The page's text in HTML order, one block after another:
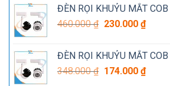
220.000 ₫.là:
ĐÈN RỌI KHUỶU MẮT
460.000₫ Giá
460.000 ₫.
230.000 ₫Giá
là:
ĐÈN RỌI KHUỶU MẮT
348.000₫ Giá
174.000 ₫Giá